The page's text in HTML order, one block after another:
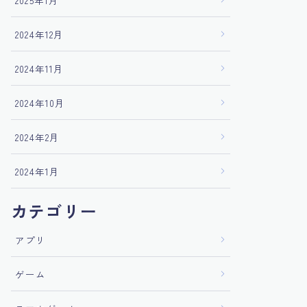
2024年12月
2024年11月
2024年10月
2024年2月
2024年1月
カテゴリー
アプリ
ゲーム